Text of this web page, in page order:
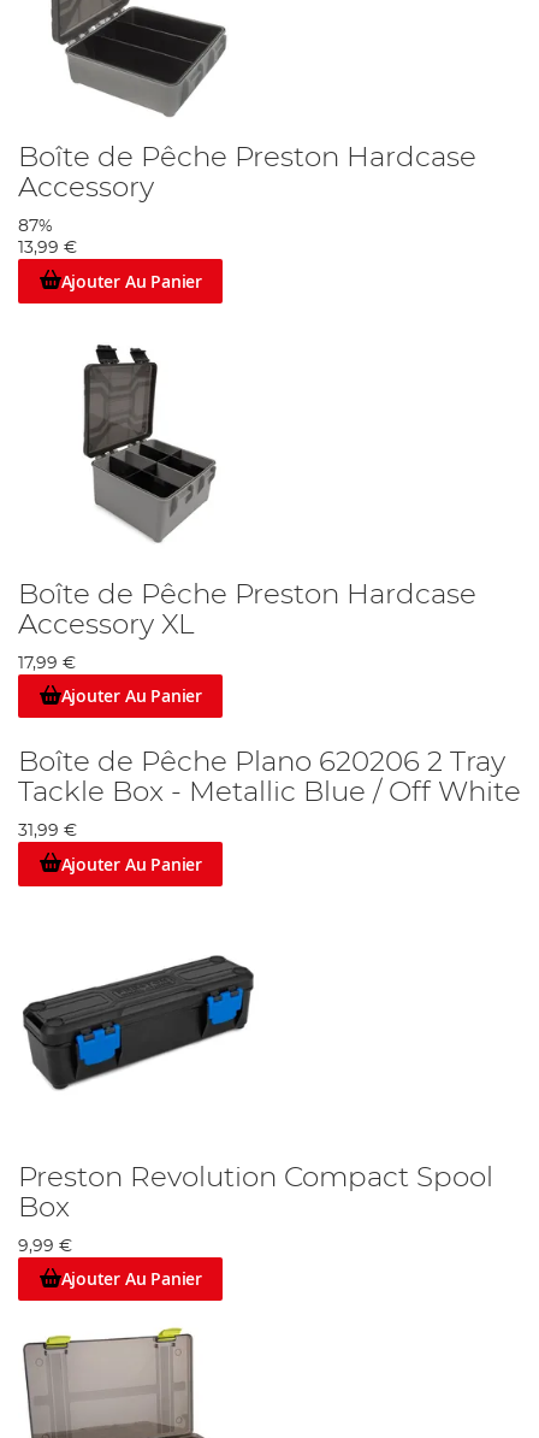
Boîte de Pêche Preston Hardcase
Accessory
87%
13,99 €
Ajouter Au Panier
Boîte de Pêche Preston Hardcase
Accessory XL
17,99 €
Ajouter Au Panier
Boîte de Pêche Plano 620206 2 Tray
Tackle Box - Metallic Blue / Off White
31,99 €
Ajouter Au Panier
Preston Revolution Compact Spool
Box
9,99 €
Ajouter Au Panier